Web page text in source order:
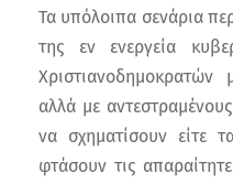
Τα υπόλοιπα σενάρια
της εν ενεργεία
Χριστιανοδημοκρατών
αλλά με
να σχηματίσουν είτε
φτάσουν τις